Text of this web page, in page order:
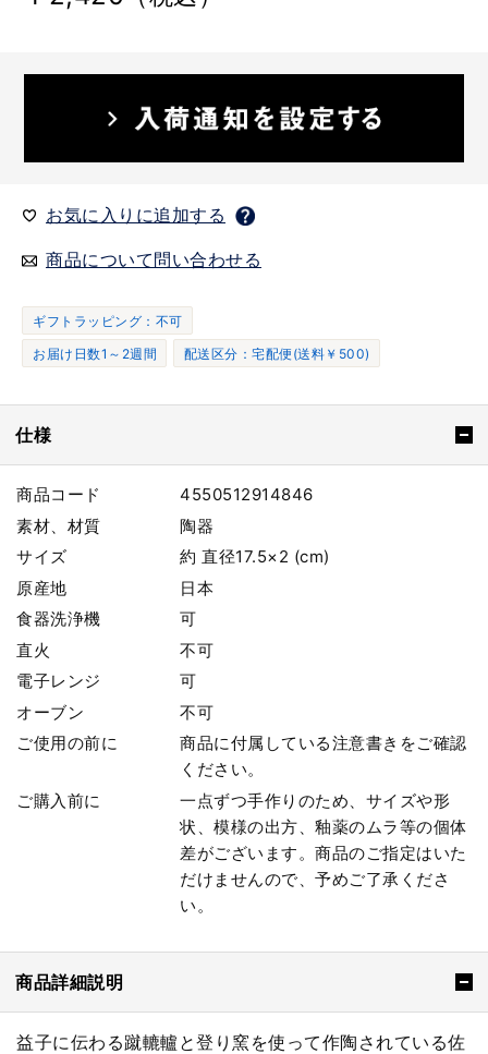
お気に入りに追加する
商品について問い合わせる
ギフトラッピング：不可
お届け日数1～2週間
配送区分：宅配便(送料￥500)
仕様
商品コード
4550512914846
素材、材質
陶器
サイズ
約 直径17.5×2 (cm)
原産地
日本
食器洗浄機
可
直火
不可
電子レンジ
可
オーブン
不可
ご使用の前に
商品に付属している注意書きをご確認
ください。
ご購入前に
一点ずつ手作りのため、サイズや形
状、模様の出方、釉薬のムラ等の個体
差がございます。商品のご指定はいた
だけませんので、予めご了承くださ
い。
商品詳細説明
益子に伝わる蹴轆轤と登り窯を使って作陶されている佐